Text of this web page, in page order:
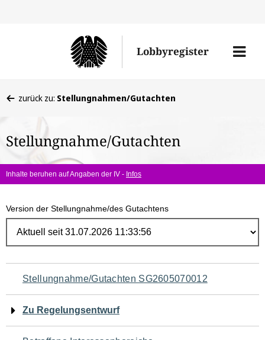
Lobbyregister
Menü
befinden
hier:
zurück zu: Stellungnahmen/Gutachten
Stellungnahme/Gutachten
Inhalte beruhen auf Angaben der IV - Infos
Version der Stellungnahme/des Gutachtens
Navigation
für
den
Stellungnahme/Gutachten SG2605070012
Zu Regelungsentwurf